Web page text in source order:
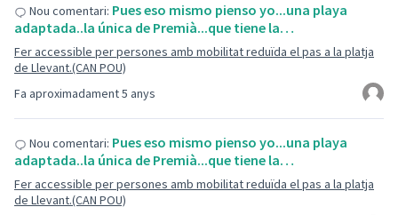
Fa aproximadament 5 anys
Nou comentari: Pues eso mismo pienso yo...una playa
adaptada..la única de Premià...que tiene la…
Fer accessible per persones amb mobilitat reduïda el pas a la platja
de Llevant.(CAN POU)
Nou comentari: Pues eso mismo pienso yo...una playa
adaptada..la única de Premià...que tiene la…
Fer accessible per persones amb mobilitat reduïda el pas a la platja
de Llevant.(CAN POU)